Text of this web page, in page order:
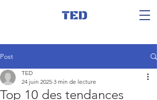
Post
Top 10 des tendances
TED
24 juin 2025 3 min de lecture